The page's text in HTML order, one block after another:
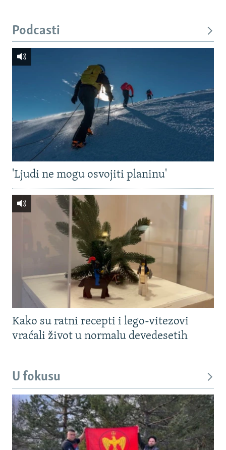
Podcasti
'Ljudi ne mogu osvojiti planinu'
Kako su ratni recepti i lego-vitezovi
vraćali život u normalu devedesetih
U fokusu